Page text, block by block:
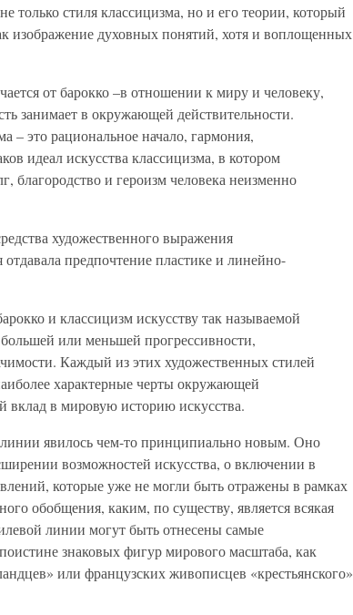
только стиля классицизма, но и его теории, который
изображение духовных понятий, хотя и воплощенных
от барокко –в отношении к миру и человеку,
занимает в окружающей действительности.
– это рациональное начало, гармония,
идеал искусства классицизма, в котором
благородство и героизм человека неизменно
художественного выражения
предпочтение пластике и линейно-
и классицизм искусству так называемой
или меньшей прогрессивности,
Каждый из этих художественных стилей
характерные черты окружающей
вклад в мировую историю искусства.
явилось чем-то принципиально новым. Оно
возможностей искусства, о включении в
которые уже не могли быть отражены в рамках
обобщения, каким, по существу, является всякая
линии могут быть отнесены самые
знаковых фигур мирового масштаба, как
или французских живописцев «крестьянского»